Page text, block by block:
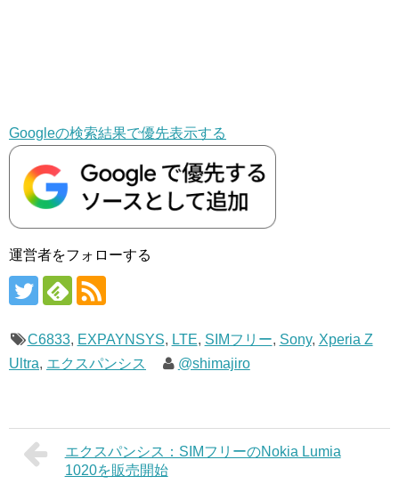
Googleの検索結果で優先表示する
運営者をフォローする
C6833, EXPAYNSYS, LTE, SIMフリー, Sony, Xperia Z
Ultra, エクスパンシス @shimajiro
エクスパンシス：SIMフリーのNokia Lumia
1020を販売開始